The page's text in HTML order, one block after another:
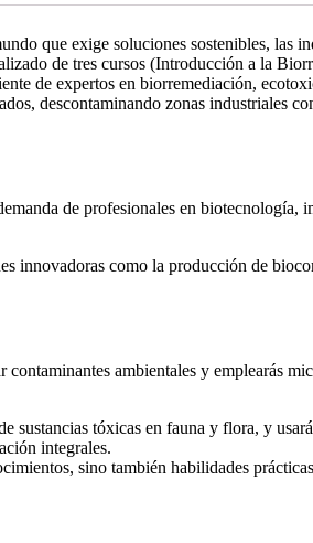
que exige soluciones sostenibles, las
de tres cursos (Introducción a la
de expertos en biorremediación,
descontaminando zonas industriales
de profesionales en
innovadoras como la producción de
ambientales y emplearás
sustancias tóxicas en fauna y flora, y
integrales.
sino también habilidades